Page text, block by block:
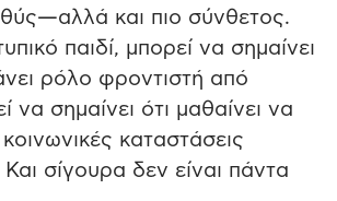
και πιο σύνθετος.
παιδί, μπορεί να σημαίνει
ρόλο φροντιστή από
να σημαίνει ότι μαθαίνει να
κοινωνικές καταστάσεις
σίγουρα δεν είναι πάντα